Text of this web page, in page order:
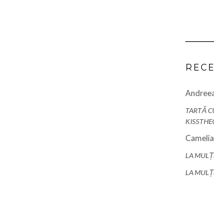
TARTĂ
Camelia
LA
LA